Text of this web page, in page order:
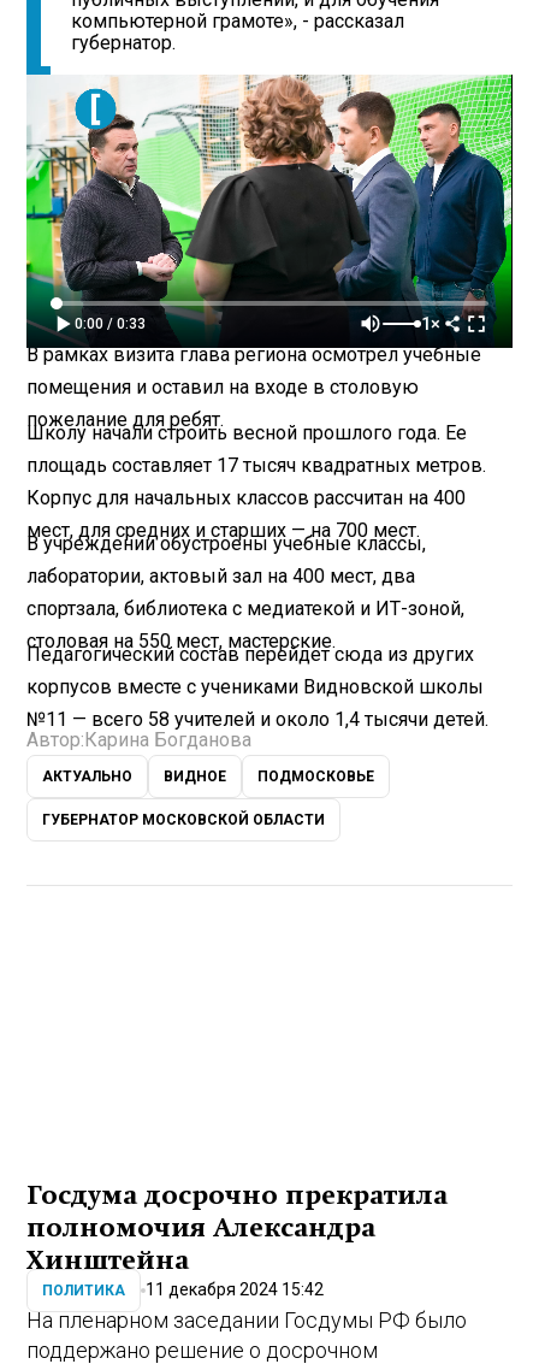
компьютерной грамоте», - рассказал
губернатор.
0:00 / 0:33 1×
В рамках визита глава региона осмотрел учебные
помещения и оставил на входе в столовую
пожелание для ребят.
Школу начали строить весной прошлого года. Ее
площадь составляет 17 тысяч квадратных метров.
Корпус для начальных классов рассчитан на 400
мест, для средних и старших — на 700 мест.
В учреждении обустроены учебные классы,
лаборатории, актовый зал на 400 мест, два
спортзала, библиотека с медиатекой и ИТ-зоной,
столовая на 550 мест, мастерские.
Педагогический состав перейдет сюда из других
корпусов вместе с учениками Видновской школы
№11 — всего 58 учителей и около 1,4 тысячи детей.
Автор:Карина Богданова
АКТУАЛЬНО ВИДНОЕ ПОДМОСКОВЬЕ
ГУБЕРНАТОР МОСКОВСКОЙ ОБЛАСТИ
Госдума досрочно прекратила
полномочия Александра
Хинштейна
ПОЛИТИКА 11 декабря 2024 15:42
На пленарном заседании Госдумы РФ было
поддержано решение о досрочном